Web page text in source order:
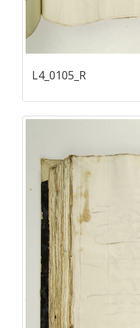
L4_0105_R